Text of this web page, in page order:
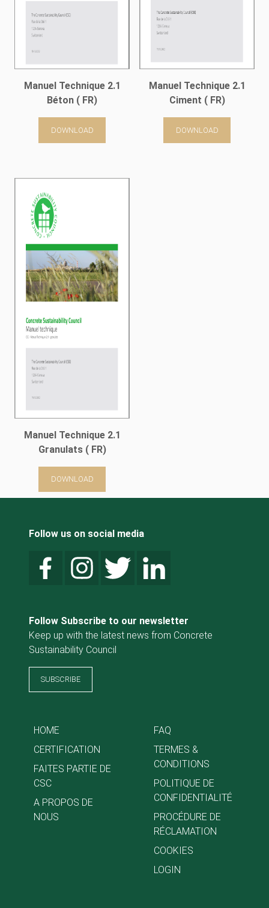
Manuel Technique 2.1
Béton ( FR)
DOWNLOAD
Manuel Technique 2.1
Ciment ( FR)
DOWNLOAD
Manuel Technique 2.1
Granulats ( FR)
DOWNLOAD
Follow us on social media
Follow Subscribe to our newsletter
Keep up with the latest news from Concrete
Sustainability Council
SUBSCRIBE
HOME
CERTIFICATION
FAITES PARTIE DE
CSC
A PROPOS DE
NOUS
FAQ
TERMES &
CONDITIONS
POLITIQUE DE
CONFIDENTIALITÉ
PROCÉDURE DE
RÉCLAMATION
COOKIES
LOGIN